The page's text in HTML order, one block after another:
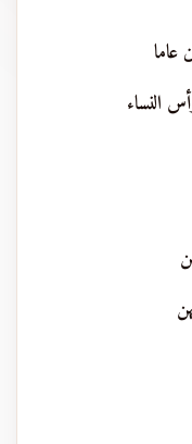
النساء